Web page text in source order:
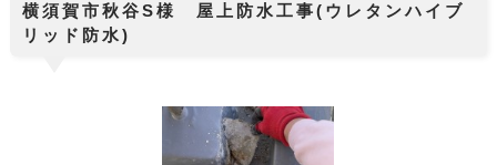
横須賀市秋谷S様 屋上防水工事(ウレタンハイブ
リッド防水)